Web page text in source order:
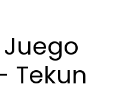
Tekun